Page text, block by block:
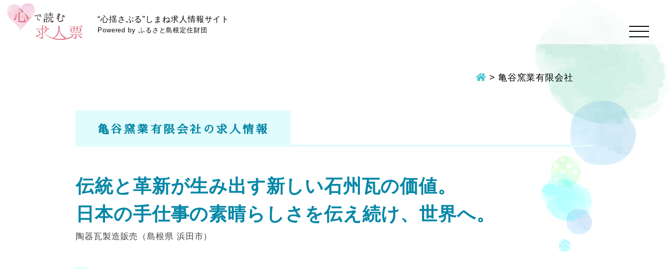
“心揺さぶる”しまね求人情報サイト
Powered by ふるさと島根定住財団
> 亀谷窯業有限会社
亀谷窯業有限会社の求人情報
伝統と革新が生み出す新しい石州瓦の価値。
日本の手仕事の素晴らしさを伝え続け、世界へ。
陶器瓦製造販売（島根県 浜田市）